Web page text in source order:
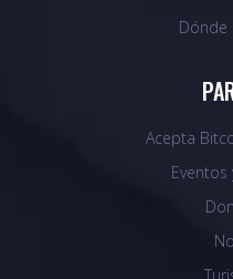
Dónde
Acepta